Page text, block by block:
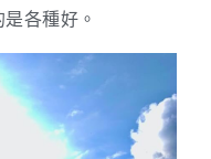
各種好。